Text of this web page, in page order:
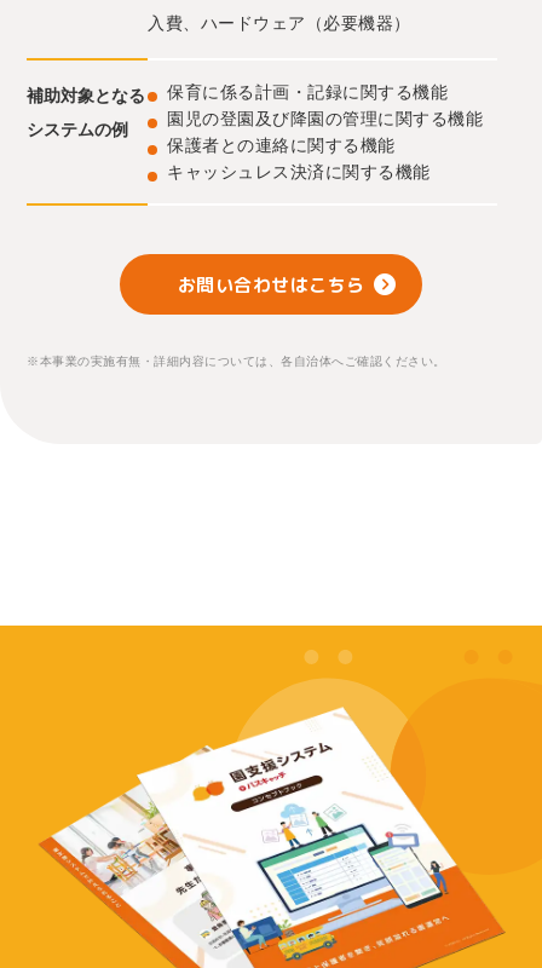
入費、ハードウェア（必要機器）
補助対象となる
システムの例
保育に係る計画・記録に関する機能
園児の登園及び降園の管理に関する機能
保護者との連絡に関する機能
キャッシュレス決済に関する機能
お問い合わせはこちら
※本事業の実施有無・詳細内容については、各自治体へご確認ください。